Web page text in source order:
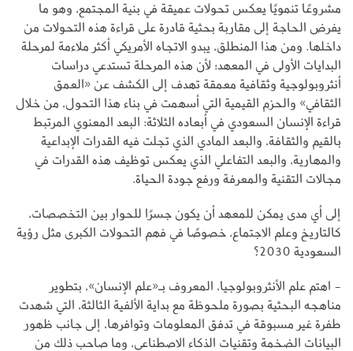
مشروعًا تنمويًا يعكس تحولات عميقة في بنية المجتمع، وهو ما
يفرض الحاجة إلى مقاربة بحثية قادرة على قراءة هذه التحولات من
داخلها. ومن هذا المنطلق، يبدو الاتجاه الأمريكي أكثر ملاءمة لمرحلة
البدايات الأولى في المعهد؛ لأن هذه المرحلة تستدعي دراسات
أنثروبولوجية وثقافية معمقة تهدف إلى الكشف عن «العمق
الثقافي» والحزم القيمية التي أسهمت في بناء هذا التحول، من خلال
قراءة الإنسان السعودي في أبعاده الثلاثة: البعد المعنوي المرتبط
بالقيم والثقافة، والبعد المادي الذي تجلت فيه القدرات الإبداعية
والمهارية، والبعد التفاعلي الذي يعكس توظيف هذه القدرات في
مجالات التقنية والمعرفة ورفع جودة الحياة.
إلى أي مدى يمكن للمعهد أن يكون جسرًا للحوار بين التخصصات،
كالتاريخ وعلم الاجتماع، خصوصًا في فهم التحولات الكبرى مثل رؤية
السعودية 2030؟
- اهتم علم الأنثروبولوجيا، المعروف بـ«علم الإنسان»، بتطوير
مناهجه البحثية بصورة ملحوظة مع بداية الألفية الثالثة، التي شهدت
طفرة غير مسبوقة في تدفق المعلومات وتوافرها، إلى جانب ظهور
البيانات الضخمة وتقنيات الذكاء الاصطناعي، وما صاحب ذلك من